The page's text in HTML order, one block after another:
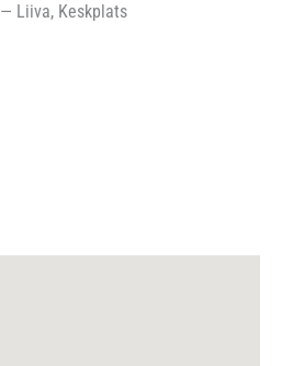
— Liiva, Keskplats